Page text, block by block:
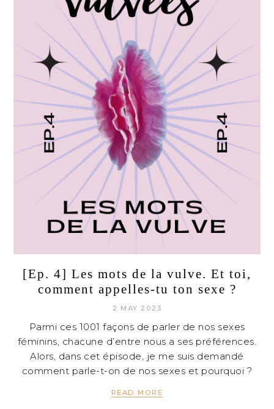
[Ep. 4] Les mots de la vulve. Et toi,
comment appelles-tu ton sexe ?
2 MAY 2023
Parmi ces 1001 façons de parler de nos sexes
féminins, chacune d’entre nous a ses préférences.
Alors, dans cet épisode, je me suis demandé
comment parle-t-on de nos sexes et pourquoi ?
READ MORE